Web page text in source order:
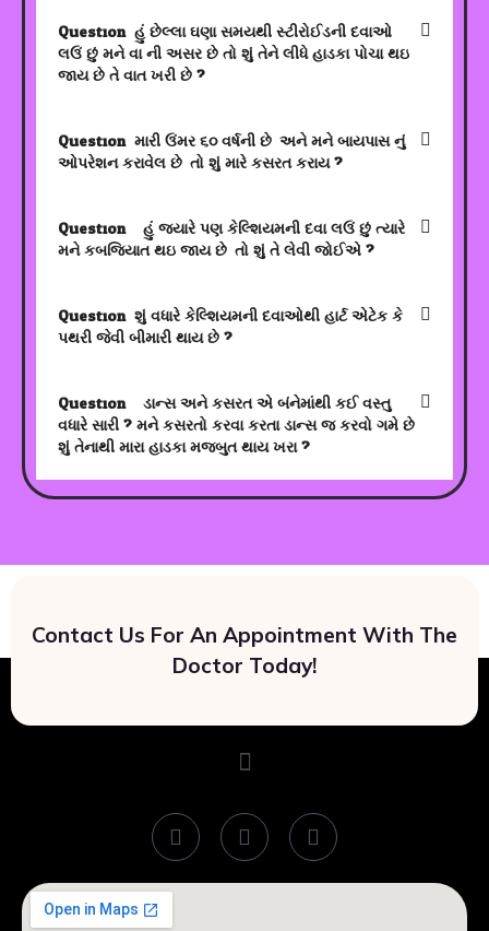
Question: હું છેલ્લા ઘણા સમયથી સ્ટીરોઈડની દવાઓ
લઉં છું મને વા ની અસર છે તો શું તેને લીધે હાડકા પોચા થઇ
જાય છે તે વાત ખરી છે ?
Question: મારી ઉંમર ૬૦ વર્ષની છે. અને મને બાયપાસ નું
ઓપરેશન કરાવેલ છે. તો શું મારે કસરત કરાય ?
Question: : હું જયારે પણ કેલ્શિયમની દવા લઉં છું ત્યારે
મને કબજિયાત થઇ જાય છે. તો શું તે લેવી જોઈએ ?
Question: શું વધારે કેલ્શિયમની દવાઓથી હાર્ટ એટેક કે
પથરી જેવી બીમારી થાય છે ?
Question: : ડાન્સ અને કસરત એ બંનેમાંથી કઈ વસ્તુ
વધારે સારી ? મને કસરતો કરવા કરતા ડાન્સ જ કરવો ગમે છે.
શું તેનાથી મારા હાડકા મજબુત થાય ખરા ?
Contact Us For An Appointment With The
Doctor Today!